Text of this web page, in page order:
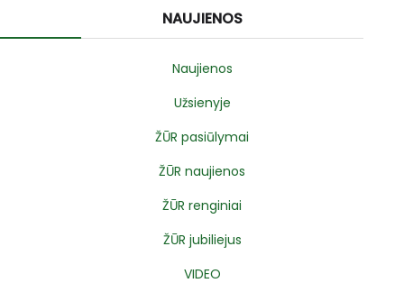
NAUJIENOS
Naujienos
Užsienyje
ŽŪR pasiūlymai
ŽŪR naujienos
ŽŪR renginiai
ŽŪR jubiliejus
VIDEO